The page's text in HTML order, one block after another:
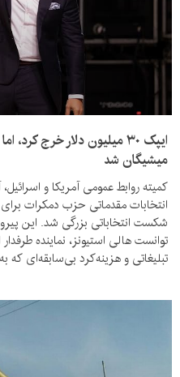
ایپک ۳۰ میلیون دلار خرج
میشیگان شد
کمیته روابط عمومی آمریکا و
انتخابات مقدماتی حزب دمکرات
شکست انتخاباتی بزرگی شد. این
توانست هالی استیونز، نماینده
تبلیغاتی و هزینه‌کرد بی‌سابقه‌ای